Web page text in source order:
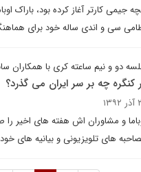
جیمی کارتر آغاز کرده بود، باراک
سی و اندی ساله خود برای
دو و نیم ساعته کری با همکاران
کنگره چه بر سر ایران می گذرد؟
و مشاوران اش هفته های اخیر
های تلویزیونی و بیانیه های